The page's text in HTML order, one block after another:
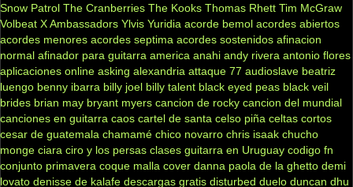
Snow Patrol The Cranberries The Kooks Thomas Rhett Tim McGraw
Volbeat X Ambassadors Ylvis Yuridia acorde bemol acordes abiertos
acordes menores acordes septima acordes sostenidos afinacion
normal afinador para guitarra america anahi andy rivera antonio flores
aplicaciones online asking alexandria attaque 77 audioslave beatriz
luengo benny ibarra billy joel billy talent black eyed peas black veil
brides brian may bryant myers cancion de rocky cancion del mundial
canciones en guitarra caos cartel de santa celso piña celtas cortos
cesar de guatemala chamamé chico novarro chris isaak chucho
monge ciara ciro y los persas clases guitarra en Uruguay codigo fn
conjunto primavera coque malla cover danna paola de la ghetto demi
lovato denisse de kalafe descargas gratis disturbed duelo duncan dhu